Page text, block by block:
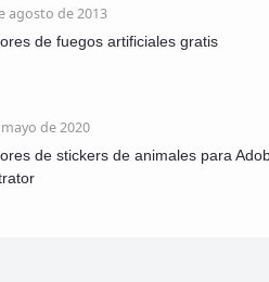
agosto de 2013
de fuegos artificiales gratis
de 2020
de stickers de animales para